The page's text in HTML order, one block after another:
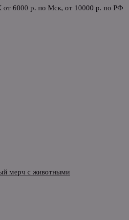
от 6000 р. по Мск, от 10000 р. по РФ